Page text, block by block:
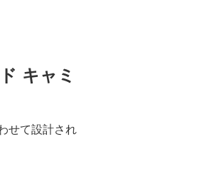
キャミ
せて設計され